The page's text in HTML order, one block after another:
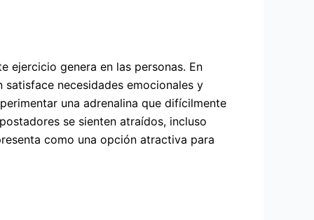
ejercicio genera en las personas. En
necesidades emocionales y
una adrenalina que difícilmente
se sienten atraídos, incluso
como una opción atractiva para